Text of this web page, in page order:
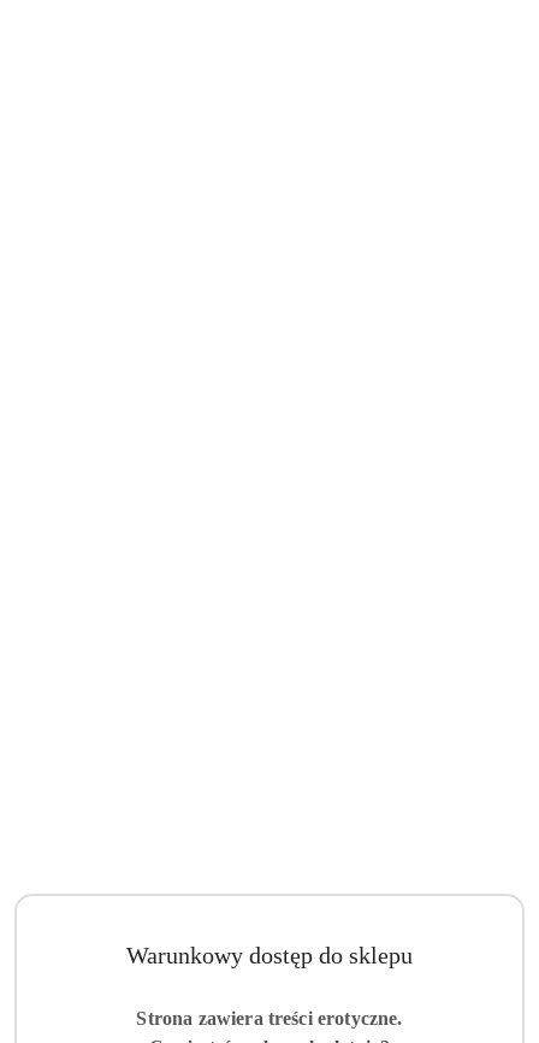
Warunkowy dostęp do sklepu
Strona zawiera treści erotyczne.